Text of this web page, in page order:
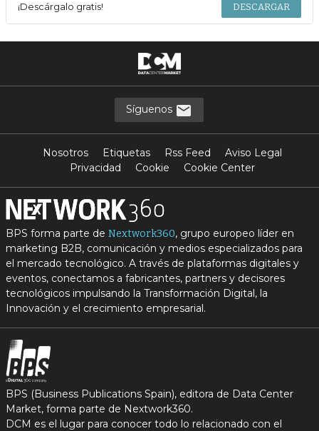
¡Descárgalo gratis! DESCARGAR
Síguenos
Nosotros Etiquetas Rss Feed
Aviso Legal
Privacidad
Cookie Cookie Center
BPS forma parte de Nextwork360, grupo europeo líder en
marketing B2B, comunicación y medios especializados para
el mercado tecnológico. A través de plataformas digitales y
eventos, conectamos a fabricantes, partners y decisores
tecnológicos impulsando la Transformación Digital, la
Innovación y el crecimiento empresarial.
BPS (Business Publications Spain), editora de Data Center
Market, forma parte de Nextwork360.
DCM es el lugar para conocer todo lo relacionado con el